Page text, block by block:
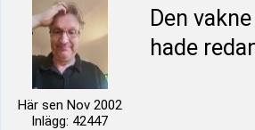
Här sen Nov 2002
Inlägg: 42447
Den
hade